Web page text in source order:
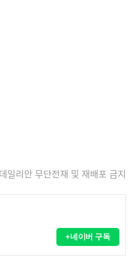
일리안 무단전재 및 재배포 금지
+네이버 구독